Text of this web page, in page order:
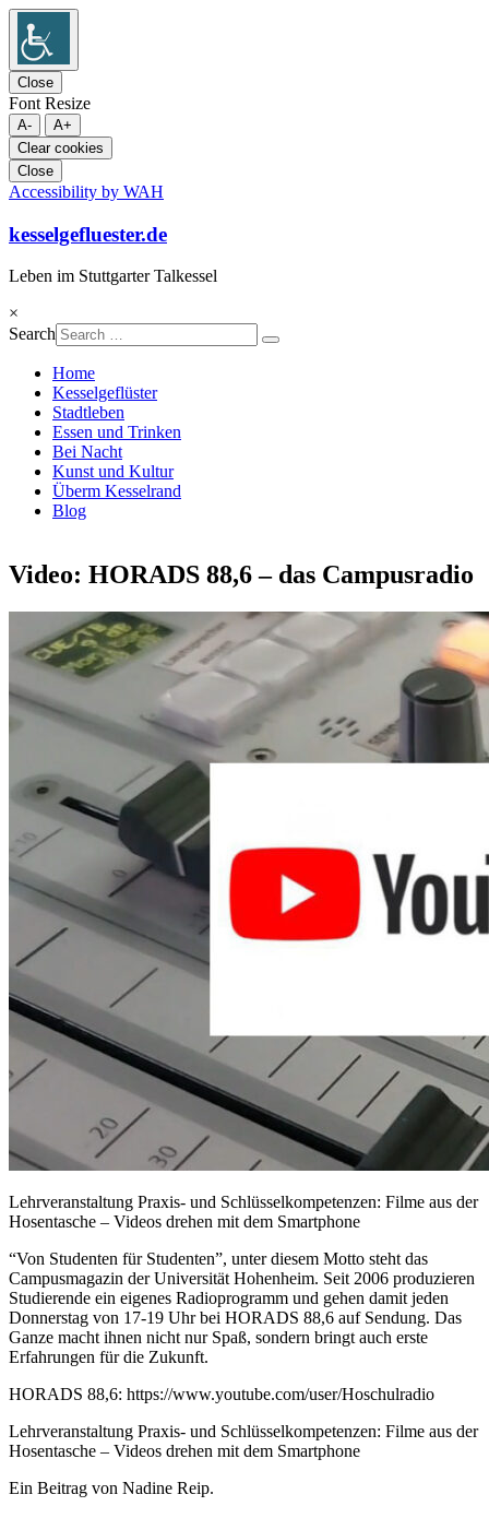
Close
Font Resize
A-
A+
Clear cookies
Close
Accessibility by WAH
to
content
kesselgefluester.de
Leben im Stuttgarter Talkessel
×
Search
Home
Kesselgeflüster
Stadtleben
Essen und Trinken
Bei Nacht
Kunst und Kultur
Überm Kesselrand
Blog
Video: HORADS 88,6 – das Campusradio
Lehrveranstaltung Praxis- und Schlüsselkompetenzen: Filme aus der
Hosentasche – Videos drehen mit dem Smartphone
“Von Studenten für Studenten”, unter diesem Motto steht das
Campusmagazin der Universität Hohenheim. Seit 2006 produzieren
Studierende ein eigenes Radioprogramm und gehen damit jeden
Donnerstag von 17-19 Uhr bei HORADS 88,6 auf Sendung. Das
Ganze macht ihnen nicht nur Spaß, sondern bringt auch erste
Erfahrungen für die Zukunft.
HORADS 88,6: https://www.youtube.com/user/Hoschulradio
Lehrveranstaltung Praxis- und Schlüsselkompetenzen: Filme aus der
Hosentasche – Videos drehen mit dem Smartphone
Ein Beitrag von Nadine Reip.